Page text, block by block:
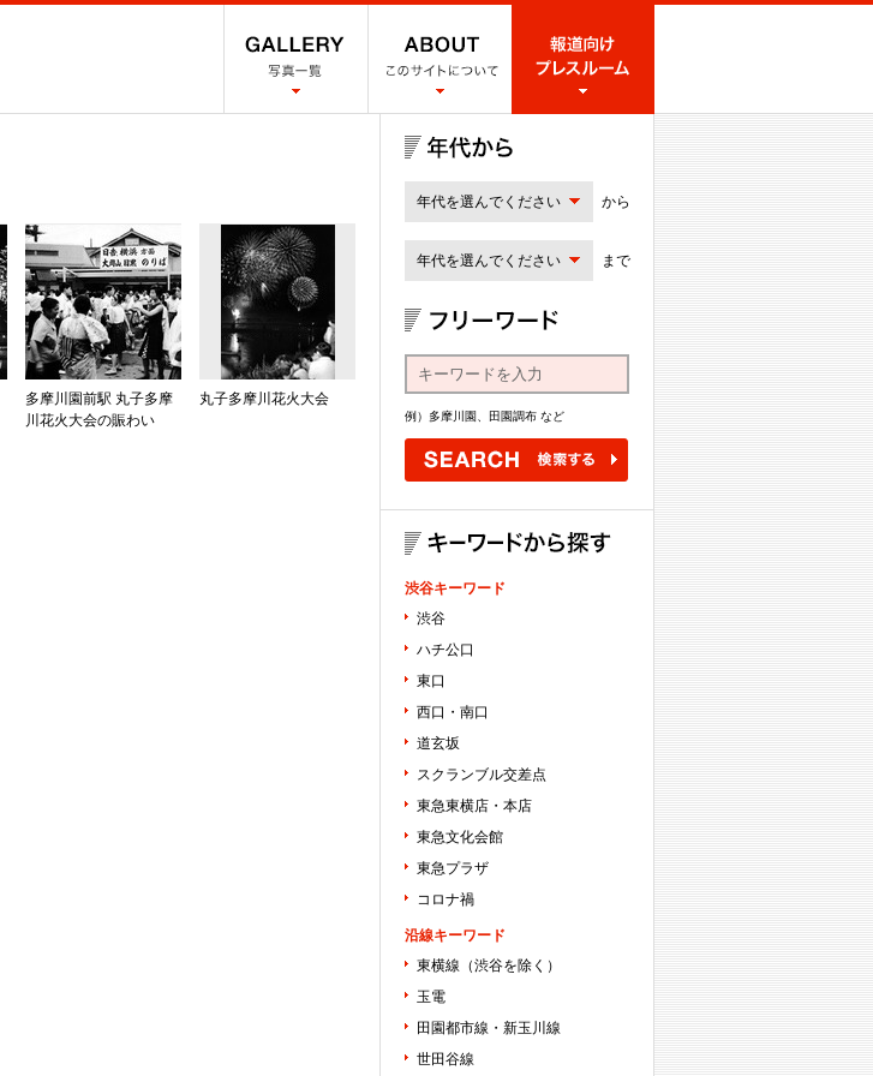
多摩川園前駅 丸子多摩
川花火大会の賑わい
丸子多摩川花火大会
年代を選んでください から
年代を選んでください まで
例）多摩川園、田園調布 など
渋谷キーワード
渋谷
ハチ公口
東口
西口・南口
道玄坂
スクランブル交差点
東急東横店・本店
東急文化会館
東急プラザ
コロナ禍
沿線キーワード
東横線（渋谷を除く）
玉電
田園都市線・新玉川線
世田谷線